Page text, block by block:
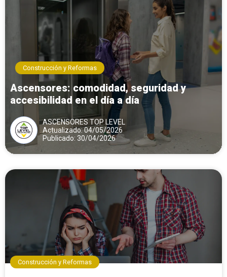
Construcción y Reformas
Ascensores: comodidad, seguridad y
accesibilidad en el día a día
ASCENSORES TOP LEVEL
Actualizado: 04/05/2026
Publicado: 30/04/2026
Construcción y Reformas